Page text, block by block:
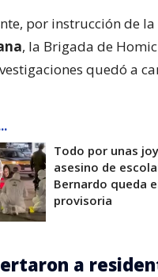
por instrucción de la
, la Brigada de
quedó a
Todo por unas
asesino de
Bernardo queda
provisoria
a